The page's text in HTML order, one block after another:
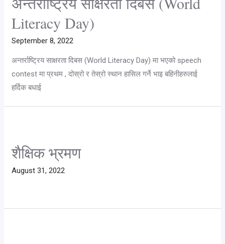
Literacy Day)
September 8, 2022
अन्तर्राष्ट्रिय साक्षरता दिबस (World Literacy Day) मा भएको speech
contest मा प्रथम , दोस्रो र तेस्रो स्थान हासिल गर्ने भाइ बहिनीहरुलाई
हर्दिक बधाई
शैक्षिक भ्रमण
August 31, 2022